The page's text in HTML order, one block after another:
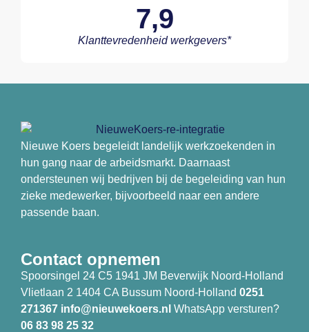
7,9
Klanttevredenheid werkgevers*
Nieuwe Koers begeleidt landelijk werkzoekenden in
hun gang naar de arbeidsmarkt. Daarnaast
ondersteunen wij bedrijven bij de begeleiding van hun
zieke medewerker, bijvoorbeeld naar een andere
passende baan.
Contact opnemen
Spoorsingel 24 C5 1941 JM Beverwijk Noord-Holland
Vlietlaan 2 1404 CA Bussum Noord-Holland 0251
271367 info@nieuwekoers.nl WhatsApp versturen?
06 83 98 25 32